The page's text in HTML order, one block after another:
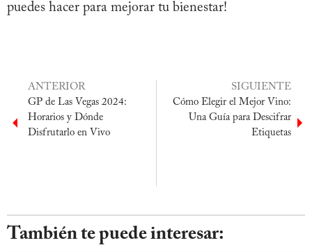
puedes hacer para mejorar tu bienestar!
ANTERIOR
GP de Las Vegas 2024:
Horarios y Dónde
Disfrutarlo en Vivo
SIGUIENTE
Cómo Elegir el Mejor Vino:
Una Guía para Descifrar
Etiquetas
También te puede interesar: